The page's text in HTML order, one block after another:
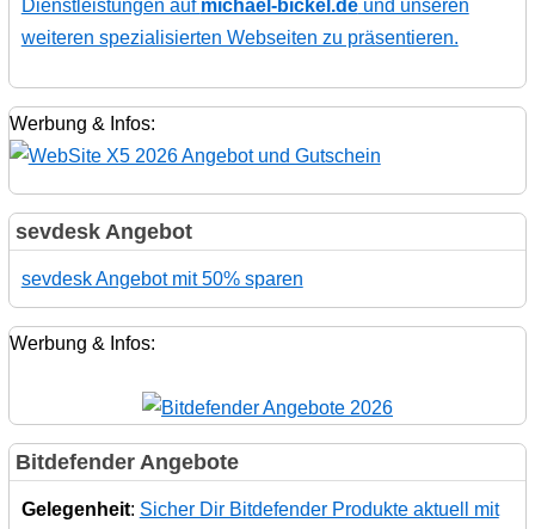
Dienstleistungen auf michael-bickel.deund unseren
weiteren spezialisierten Webseiten zu präsentieren.
Werbung & Infos:
sevdesk Angebot
sevdesk Angebot mit 50% sparen
Werbung & Infos:
Bitdefender Angebote
Gelegenheit: Sicher Dir Bitdefender Produkte aktuell mit